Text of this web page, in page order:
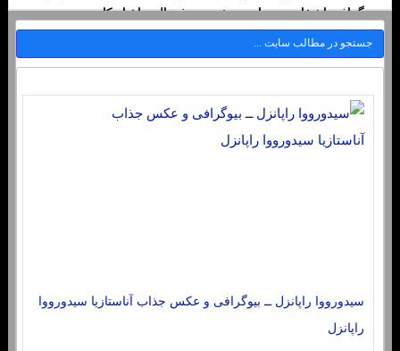
بیوگرافی اشخاص
سایت پیش بینی فوتبال اخبار کازینو
سیدورووا راپانزل ــ بیوگرافی و عکس جذاب آناستازیا سیدورووا
راپانزل